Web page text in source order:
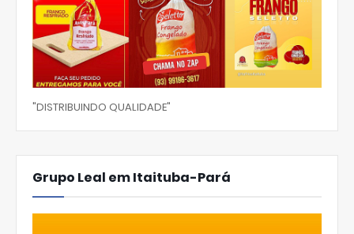
"DISTRIBUINDO QUALIDADE"
Grupo Leal em Itaituba-Pará